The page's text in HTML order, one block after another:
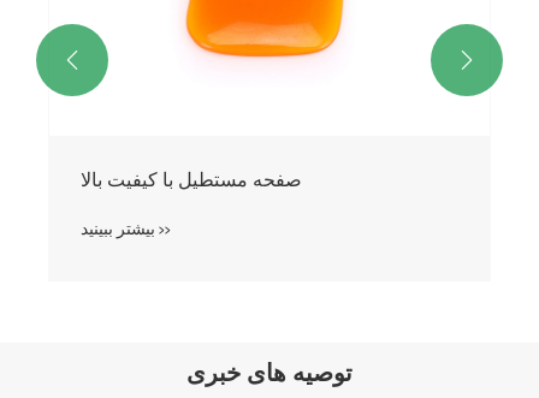
صفحه مستطیل با کیفیت بالا
بیشتر ببینید >>
 
توصیه های خبری